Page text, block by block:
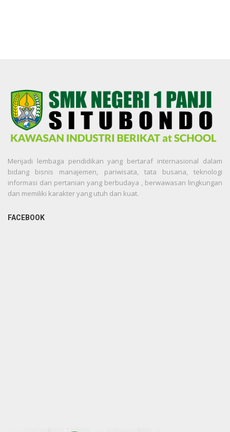
Menjadi lembaga pendidikan yang bertaraf internasional dalam
bidang bisnis manajemen, pariwisata, tata busana, teknologi
informasi dan pertanian yang berbudaya , berwawasan lingkungan
dan memiliki karakter yang utuh dan kuat.
FACEBOOK